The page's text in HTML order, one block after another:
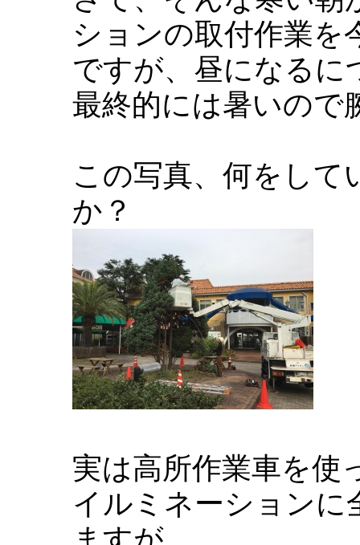
ションの取付作業を
ですが、昼になるに
最終的には暑いので
この写真、何をして
か？
実は高所作業車を使
イルミネーションに